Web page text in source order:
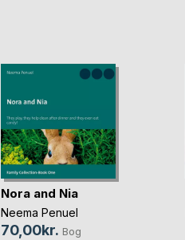
Nora and Nia
Neema Penuel
70,00kr. Bog